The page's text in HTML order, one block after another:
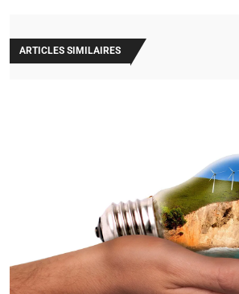
ARTICLES SIMILAIRES